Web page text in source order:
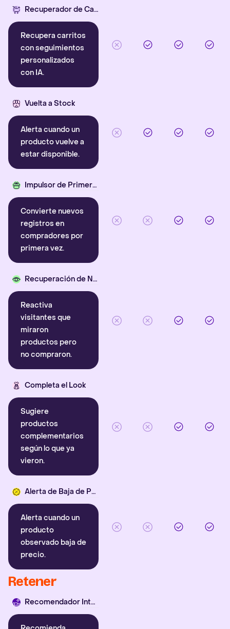
Recuperador de Carritos con IA
Recupera carritos
con seguimientos
personalizados
con IA.
Vuelta a Stock
Alerta cuando un
producto vuelve a
estar disponible.
Impulsor de Primera Compra
Convierte nuevos
registros en
compradores por
primera vez.
Recuperación de Navegación
Reactiva
visitantes que
miraron
productos pero
no compraron.
Completa el Look
Sugiere
productos
complementarios
según lo que ya
vieron.
Alerta de Baja de Precio
Alerta cuando un
producto
observado baja de
precio.
Retener
Recomendador Inteligente